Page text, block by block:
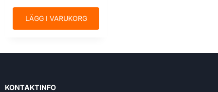
LÄGG I VARUKORG
KONTAKTINFO